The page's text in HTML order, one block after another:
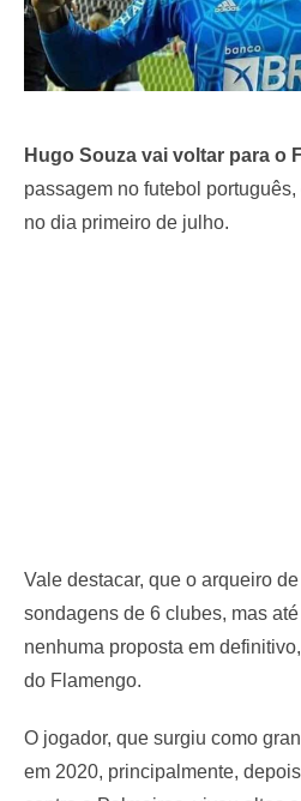
Hugo Souza vai voltar para o
passagem no futebol
no dia primeiro de julho.
Vale destacar, que o arqueiro
sondagens de 6 clubes, mas
nenhuma proposta em
do Flamengo.
O jogador, que surgiu como
em 2020, principalmente,